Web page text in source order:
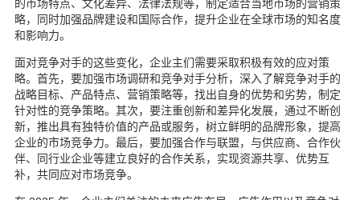
的市场特点、文化差异、法律法规等，制定适合当地市场的营销策
略，同时加强品牌建设和国际合作，提升企业在全球市场的知名度
和影响力。
面对竞争对手的这些变化，企业主们需要采取积极有效的应对策
略。首先，要加强市场调研和竞争对手分析，深入了解竞争对手的
战略目标、产品特点、营销策略等，找出自身的优势和劣势，制定
针对性的竞争策略。其次，要注重创新和差异化发展，通过不断创
新，推出具有独特价值的产品或服务，树立鲜明的品牌形象，提高
企业的市场竞争力。最后，要加强合作与联盟，与供应商、合作伙
伴、同行业企业等建立良好的合作关系，实现资源共享、优势互
补，共同应对市场竞争。